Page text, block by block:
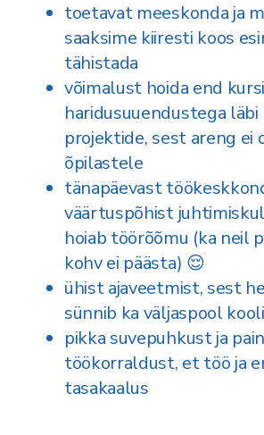
toetavat meeskonda ja
saaksime kiiresti koos
tähistada
võimalust hoida end
haridusuuendustega
projektide, sest areng ei
õpilastele
tänapäevast
väärtuspõhist
hoiab töörõõmu (ka neil
kohv ei päästa) 😌
ühist ajaveetmist, sest
sünnib ka väljaspool
pikka suvepuhkust ja
töökorraldust, et töö ja
tasakaalus